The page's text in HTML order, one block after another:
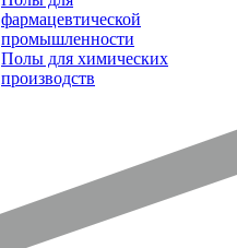
фармацевтической
промышленности
Полы для химических
производств